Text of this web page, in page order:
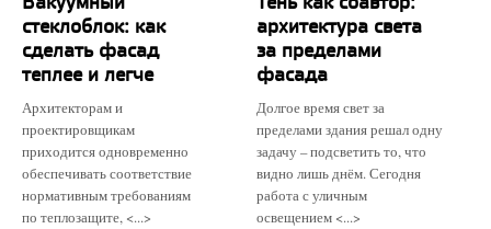
стеклоблок: как
сделать фасад
теплее и легче
Архитекторам и
проектировщикам
приходится одновременно
обеспечивать соответствие
нормативным требованиям
по теплозащите, <...>
архитектура света
за пределами
фасада
Долгое время свет за
пределами здания решал одну
задачу – подсветить то, что
видно лишь днём. Сегодня
работа с уличным
освещением <...>